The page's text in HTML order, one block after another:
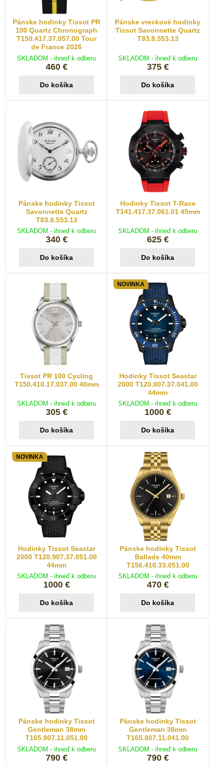
Pánske hodinky Tissot PR
100 Quartz Chronograph
T150.417.37.057.00 Tour
de France 2026
SKLADOM - ihneď k odberu
460 €
Do košíka
Pánske vreckové hodinky
Tissot Savonnette Quartz
T83.8.553.13
SKLADOM - ihneď k odberu
375 €
Do košíka
Pánske hodinky Tissot
Savonnette Quartz
T83.6.553.13
SKLADOM - ihneď k odberu
340 €
Do košíka
Hodinky Tissot T-Race
T141.417.37.061.01 45mm
SKLADOM - ihneď k odberu
625 €
Do košíka
Tissot PR 100 Cycling
T150.410.17.037.00 40mm
SKLADOM - ihneď k odberu
305 €
Do košíka
NOVINKA
Hodinky Tissot Seastar
2000 T120.907.37.041.00
44mm
SKLADOM - ihneď k odberu
1000 €
Do košíka
NOVINKA
Hodinky Tissot Seastar
2000 T120.907.37.051.00
44mm
SKLADOM - ihneď k odberu
1000 €
Do košíka
Pánske hodinky Tissot
Ballade 40mm
T156.410.33.051.00
SKLADOM - ihneď k odberu
470 €
Do košíka
Pánske hodinky Tissot
Gentleman 38mm
T165.807.11.051.00
SKLADOM - ihneď k odberu
790 €
Pánske hodinky Tissot
Gentleman 38mm
T165.807.11.041.00
SKLADOM - ihneď k odberu
790 €